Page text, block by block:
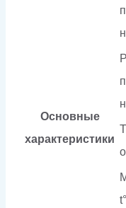
Основные
характеристики